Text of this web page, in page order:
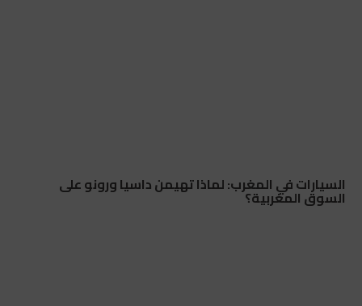
السيارات في المغرب: لماذا تهيمن داسيا ورونو على
السوق المغربية؟